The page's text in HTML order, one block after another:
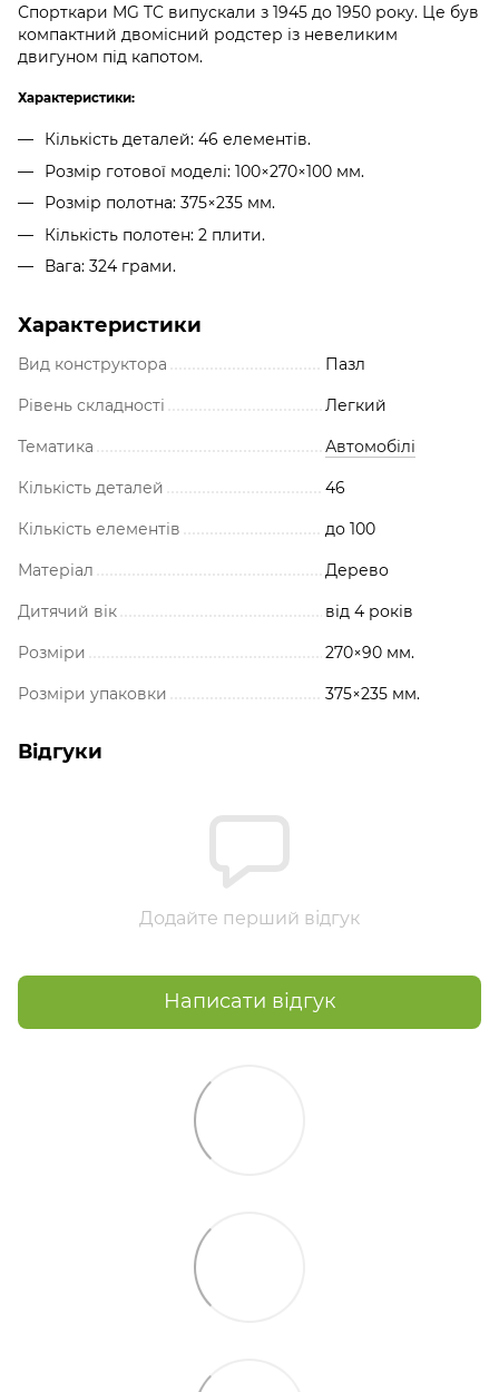
Спорткари MG TC випускали з 1945 до 1950 року. Це був
компактний двомісний родстер із невеликим
двигуном під капотом.
Характеристики:
Кількість деталей: 46 елементів.
Розмір готової моделі: 100×270×100 мм.
Розмір полотна: 375×235 мм.
Кількість полотен: 2 плити.
Вага: 324 грами.
Характеристики
Вид конструктора Пазл
Рівень складності Легкий
Тематика Автомобілі
Кількість деталей 46
Кількість елементів до 100
Матеріал Дерево
Дитячий вік від 4 років
Розміри 270×90 мм.
Розміри упаковки 375×235 мм.
Відгуки
Додайте перший відгук
Написати відгук